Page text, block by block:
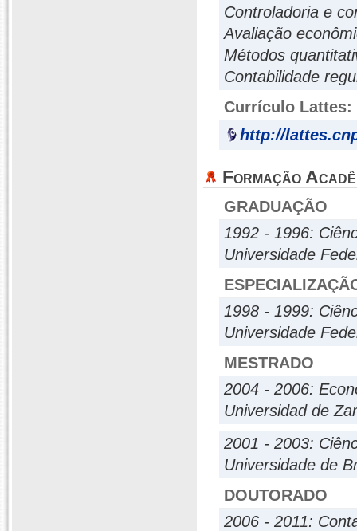
Controladoria e
Avaliação
Métodos
Contabilidade
Currículo Lattes:
http://
Formação
GRADUAÇÃO
1992 - 1996:
Universidade
1998 - 1999:
Universidade
MESTRADO
2004 - 2006:
Universidad de
2001 - 2003:
Universidade de
DOUTORADO
2006 - 2011: